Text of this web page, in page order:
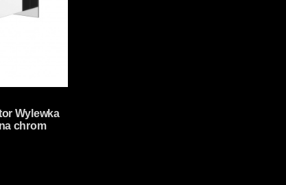
Wylewka
chrom